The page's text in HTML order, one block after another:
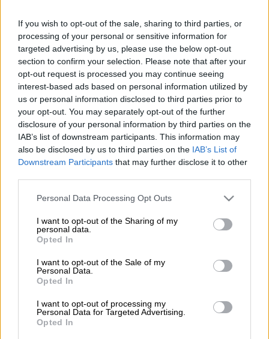
If you wish to opt-out of the sale, sharing to third parties, or
processing of your personal or sensitive information for
targeted advertising by us, please use the below opt-out
section to confirm your selection. Please note that after your
opt-out request is processed you may continue seeing
interest-based ads based on personal information utilized by
us or personal information disclosed to third parties prior to
your opt-out. You may separately opt-out of the further
disclosure of your personal information by third parties on the
IAB’s list of downstream participants. This information may
also be disclosed by us to third parties on the IAB’s List of
Downstream Participants that may further disclose it to other
Please note that this website/app uses one or more Google
not limited to your visit or usage behaviour. You may click to
grant or deny consent to Google and its third-party tags to
use your data for below specified purposes in below Google
consent section.
Personal Data Processing Opt Outs
I want to opt-out of the Sharing of my
personal data.
Opted In
I want to opt-out of the Sale of my
Personal Data.
Opted In
I want to opt-out of processing my
Personal Data for Targeted Advertising.
Opted In
tilläggsfunktion som används för att begränsa
användningen till specifika dimensioner och objekt.
Genom att använda denna tjänst är det till exempel
möjligt att begränsa användarens åtkomst endast
till hans/hennes kostnadsställen och projekt på
nivån resultaträkning, balansräkning, huvudbok och
journal.
I Procountorsmanualfinns det närmare
instruktioner om hur du kan ställa in
åtkomsträttigheter, söka verifikat och göra
rapporter.
Du kan beställa tilläggsfunktionen via
Prissättning
469 kr/mån